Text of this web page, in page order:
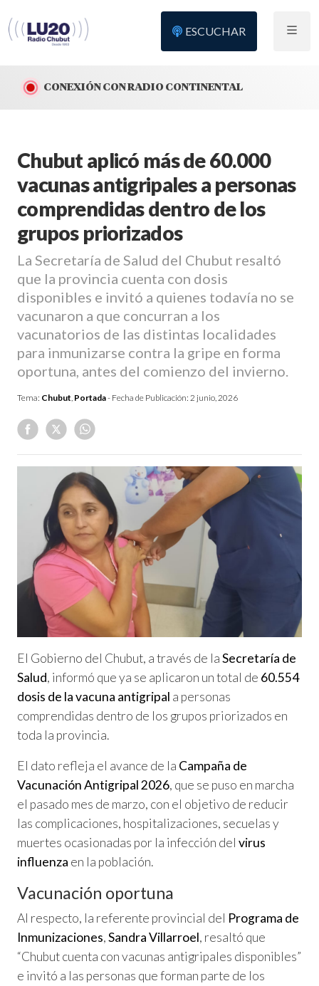
ESCUCHAR
CONEXIÓN CON RADIO CONTINENTAL
Chubut aplicó más de 60.000
vacunas antigripales a personas
comprendidas dentro de los
grupos priorizados
La Secretaría de Salud del Chubut resaltó
que la provincia cuenta con dosis
disponibles e invitó a quienes todavía no se
vacunaron a que concurran a los
vacunatorios de las distintas localidades
para inmunizarse contra la gripe en forma
oportuna, antes del comienzo del invierno.
Tema: Chubut, Portada- Fecha de Publicación: 2 junio, 2026
El Gobierno del Chubut, a través de laSecretaría de
Salud, informó que ya se aplicaron un total de 60.554
dosis de la vacuna antigripal a personas
comprendidas dentro de los grupos priorizados en
toda la provincia.
El dato refleja el avance de la Campaña de
Vacunación Antigripal 2026, que se puso en marcha
el pasado mes de marzo, con el objetivo de reducir
las complicaciones, hospitalizaciones, secuelas y
muertes ocasionadas por la infección del virus
influenza en la población.
Vacunación oportuna
Al respecto, la referente provincial del Programa de
Inmunizaciones,Sandra Villarroel, resaltó que
“Chubut cuenta con vacunas antigripales disponibles”
e invitó a las personas que forman parte de los